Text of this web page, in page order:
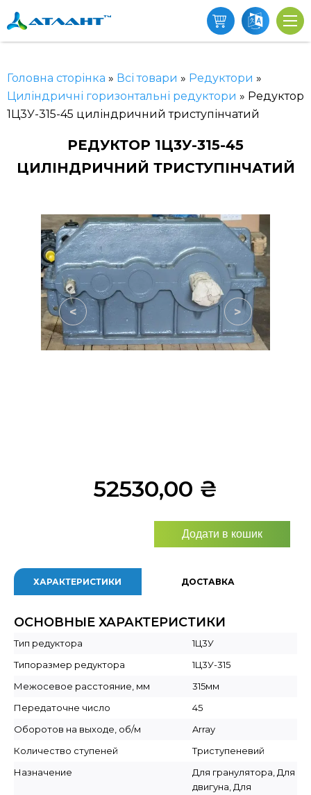
Головна сторінка » Всі товари » Редуктори »
Циліндричні горизонтальні редуктори » Редуктор
1Ц3У-315-45 циліндричний триступінчатий
РЕДУКТОР 1Ц3У-315-45
ЦИЛІНДРИЧНИЙ ТРИСТУПІНЧАТИЙ
< >
52530,00 ₴
Додати в кошик
ХАРАКТЕРИСТИКИ ДОСТАВКА
ОСНОВНЫЕ ХАРАКТЕРИСТИКИ
Тип редуктора
1Ц3У
Типоразмер редуктора
1Ц3У-315
Межосевое расстояние, мм
315мм
Передаточне число
45
Оборотов на выходе, об/м
Array
Количество ступеней
Триступеневий
Назначение
Для гранулятора, Для
двигуна, Для